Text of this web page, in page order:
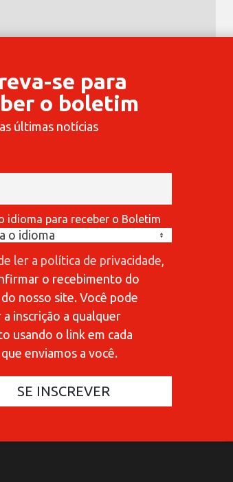
420
se para
o boletim
últimas notícias
idioma para receber o Boletim
ler a política de privacidade
o recebimento do
nosso site. Você pode
a inscrição a qualquer
usando o link em cada
enviamos a você.